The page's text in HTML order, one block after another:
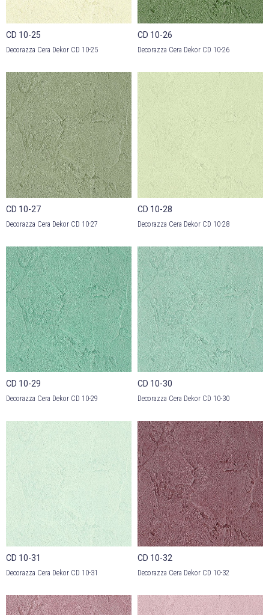
CD 10-25
Decorazza Cera Dekor CD 10-25
CD 10-26
Decorazza Cera Dekor CD 10-26
CD 10-27
Decorazza Cera Dekor CD 10-27
CD 10-28
Decorazza Cera Dekor CD 10-28
CD 10-29
Decorazza Cera Dekor CD 10-29
CD 10-30
Decorazza Cera Dekor CD 10-30
CD 10-31
Decorazza Cera Dekor CD 10-31
CD 10-32
Decorazza Cera Dekor CD 10-32